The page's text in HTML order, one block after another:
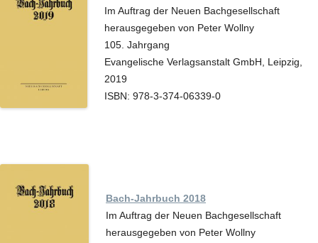
Im Auftrag der Neuen Bachgesellschaft
herausgegeben von Peter Wollny
105. Jahrgang
Evangelische Verlagsanstalt GmbH, Leipzig,
2019
ISBN: 978-3-374-06339-0
Bach-Jahrbuch 2018
Im Auftrag der Neuen Bachgesellschaft
herausgegeben von Peter Wollny